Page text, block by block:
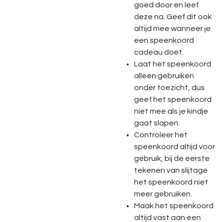
goed door en leef
deze na. Geef dit ook
altijd mee wanneer je
een speenkoord
cadeau doet.
Laat het speenkoord
alleen gebruiken
onder toezicht, dus
geef het speenkoord
niet mee als je kindje
gaat slapen.
Controleer het
speenkoord altijd voor
gebruik, bij de eerste
tekenen van slijtage
het speenkoord niet
meer gebruiken.
Maak het speenkoord
altijd vast aan een